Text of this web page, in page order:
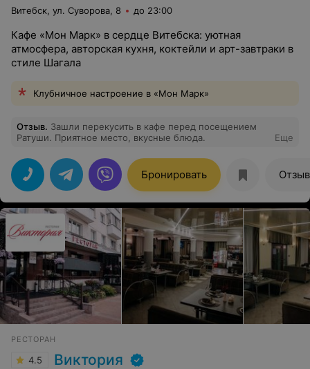
Витебск, ул. Суворова, 8 до 23:00
Кафе «Мон Марк» в сердце Витебска: уютная
атмосфера, авторская кухня, коктейли и арт-завтраки в
стиле Шагала
Клубничное настроение в «Мон Марк»
Отзыв. Зашли перекусить в кафе перед посещением
Ратуши. Приятное место, вкусные блюда.
Еще
Бронировать
РЕСТОРАН
4.5 Виктория